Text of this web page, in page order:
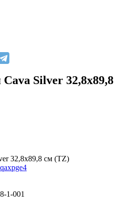
Silver 32,8x89,8
32,8x89,8 см (TZ)
1-001